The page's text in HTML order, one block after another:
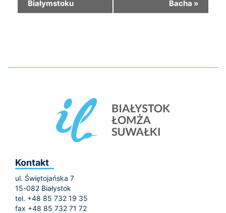
Białymstoku
Bacha »
Kontakt
ul. Świętojańska 7
15-082 Białystok
tel. +48 85 732 19 35
fax +48 85 732 71 72